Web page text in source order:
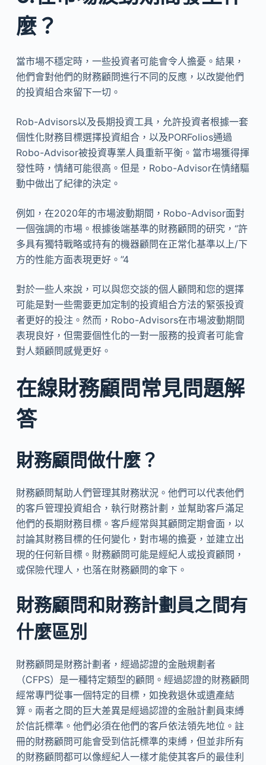
麼？
當市場不穩定時，一些投資者可能會令人擔憂。結果，
他們會對他們的財務顧問進行不同的反應，以改變他們
的投資組合來留下一切。
Rob-Advisors以及長期投資工具，允許投資者根據一套
個性化財務目標選擇投資組合，以及PORFolios通過
Robo-Advisor被投資專業人員重新平衡。當市場獲得揮
發性時，情緒可能很高。但是，Robo-Advisor在情緒驅
動中做出了紀律的決定。
例如，在2020年的市場波動期間，Robo-Advisor面對
一個強調的市場。根據後端基準的財務顧問的研究，“許
多具有獨特戰略或持有的機器顧問在正常化基準以上/下
方的性能方面表現更好。”4
對於一些人來說，可以與您交談的個人顧問和您的選擇
可能是對一些需要更加定制的投資組合方法的緊張投資
者更好的投注。然而，Robo-Advisors在市場波動期間
表現良好，但需要個性化的一對一服務的投資者可能會
對人類顧問感覺更好。
在線財務顧問常見問題解
答
財務顧問做什麼？
財務顧問幫助人們管理其財務狀況。他們可以代表他們
的客戶管理投資組合，執行財務計劃，並幫助客戶滿足
他們的長期財務目標。客戶經常與其顧問定期會面，以
討論其財務目標的任何變化，對市場的擔憂，並建立出
現的任何新目標。財務顧問可能是經紀人或投資顧問，
或保險代理人，也落在財務顧問的傘下。
財務顧問和財務計劃員之間有
什麼區別
財務顧問是財務計劃者，經過認證的金融規劃者
（CFPS）是一種特定類型的顧問。經過認證的財務顧問
經常專門從事一個特定的目標，如挽救退休或遺產結
算。兩者之間的巨大差異是經過認證的金融計劃員束縛
於信託標準。他們必須在他們的客戶依法領先地位。註
冊的財務顧問可能會受到信託標準的束縛，但並非所有
的財務顧問都可以像經紀人一樣才能使其客戶的最佳利